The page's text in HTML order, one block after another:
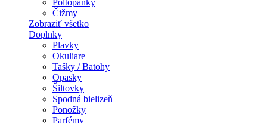
Poltopánky
Čižmy
Zobraziť všetko
Doplnky
Plavky
Okuliare
Tašky / Batohy
Opasky
Šiltovky
Spodná bielizeň
Ponožky
Parfémy